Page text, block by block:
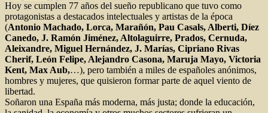
Hoy se cumplen 77 años del sueño republicano que tuvo como
protagonistas a destacados intelectuales y artistas de la época
(Antonio Machado, Lorca, Marañón, Pau Casals, Alberti, Díez
Canedo, J. Ramón Jiménez, Altolaguirre, Prados, Cernuda,
Aleixandre, Miguel Hernández, J. Marías, Cipriano Rivas
Cherif, León Felipe, Alejandro Casona, Maruja Mayo, Victoria
Kent, Max Aub,…), pero también a miles de españoles anónimos,
hombres y mujeres, que quisieron formar parte de aquel viento de
libertad.
Soñaron una España más moderna, más justa; donde la educación,